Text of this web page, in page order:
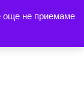
още не приемаме